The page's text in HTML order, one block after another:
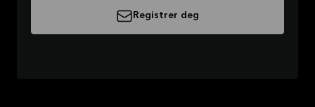
Registrer deg